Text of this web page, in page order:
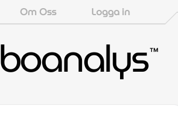
Om Oss Logga in
boanalys™